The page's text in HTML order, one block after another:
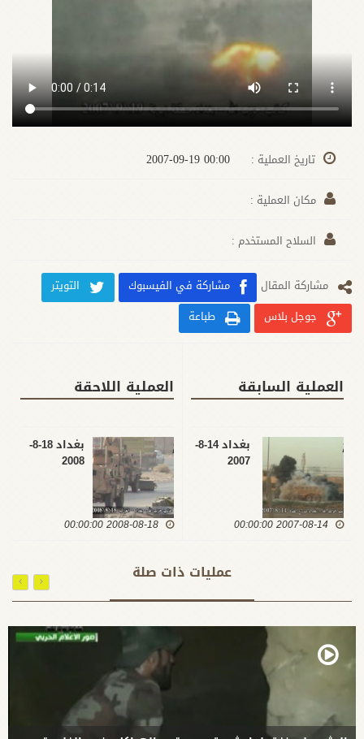
تاريخ العملية :
مكان العملية :
السلاح المستخدم :
مشارکة المقال مشاركة في الفيسبوك
التويتر
جوجل بلاس
طباعة
العملية السابقة
بغداد 14-8-
2007
2007-08-14 00:00:00
العملية اللاحقة
بغداد 18-8-
2008
2008-08-18 00:00:00
عمليات ذات صلة